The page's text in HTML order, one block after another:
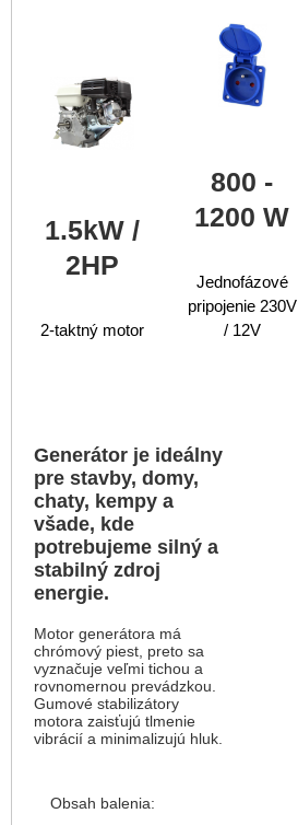
1.5kW /
2HP
2-taktný motor
800 -
1200 W
Jednofázové
pripojenie 230V
/ 12V
Generátor je ideálny
pre stavby, domy,
chaty, kempy a
všade, kde
potrebujeme silný a
stabilný zdroj
energie.
Motor generátora má
chrómový piest, preto sa
vyznačuje veľmi tichou a
rovnomernou prevádzkou.
Gumové stabilizátory
motora zaisťujú tlmenie
vibrácií a minimalizujú hluk.
Obsah balenia: